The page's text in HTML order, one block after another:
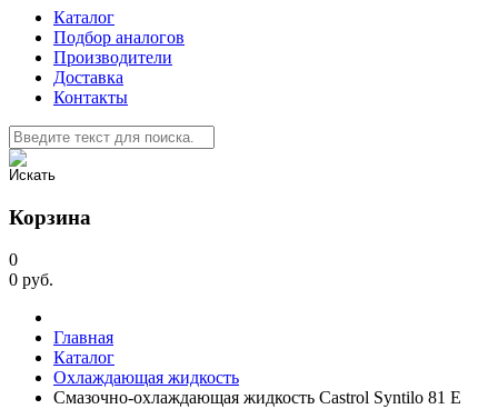
Каталог
Подбор аналогов
Производители
Доставка
Контакты
Корзина
0
0 руб.
Главная
Каталог
Охлаждающая жидкость
Смазочно-охлаждающая жидкость Castrol Syntilo 81 E